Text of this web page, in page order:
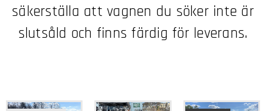
säkerställa att vagnen du söker inte är
slutsåld och finns färdig för leverans.